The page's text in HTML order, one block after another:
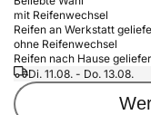
mit Reifenwechsel
Reifen an Werkstatt
ohne Reifenwechsel
Reifen nach Hause
Di. 11.08. - Do. 13.08.